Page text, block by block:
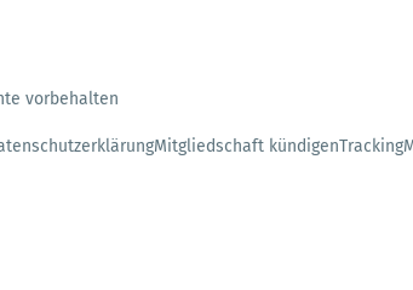
vorbehalten
Mitgliedschaft kündigenTracking